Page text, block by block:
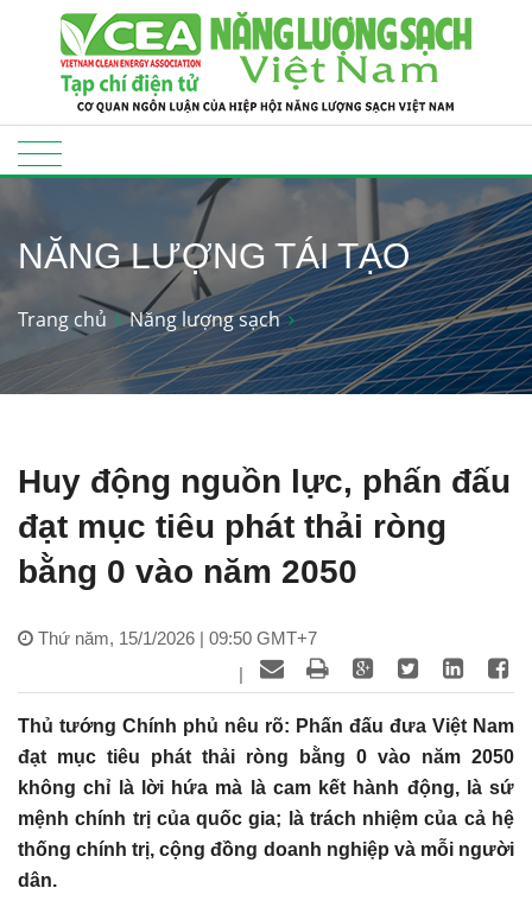
NĂNG LƯỢNG TÁI TẠO
Trang chủ Năng lượng sạch
Huy động nguồn lực, phấn đấu
đạt mục tiêu phát thải ròng
bằng 0 vào năm 2050
Thứ năm, 15/1/2026 | 09:50 GMT+7
|
Thủ tướng Chính phủ nêu rõ: Phấn đấu đưa Việt Nam
đạt mục tiêu phát thải ròng bằng 0 vào năm 2050
không chỉ là lời hứa mà là cam kết hành động, là sứ
mệnh chính trị của quốc gia; là trách nhiệm của cả hệ
thống chính trị, cộng đồng doanh nghiệp và mỗi người
dân.